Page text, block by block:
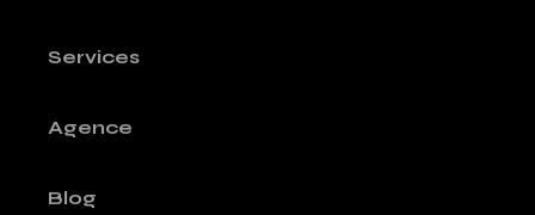
Services
Agence
Blog